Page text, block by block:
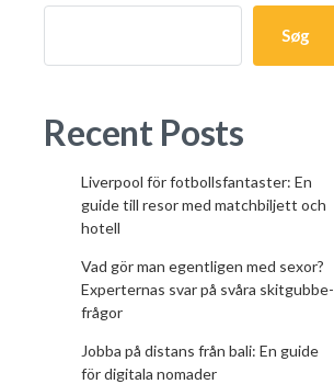
Søg
Recent Posts
Liverpool för fotbollsfantaster: En
guide till resor med matchbiljett och
hotell
Vad gör man egentligen med sexor?
Experternas svar på svåra skitgubbe-
frågor
Jobba på distans från bali: En guide
för digitala nomader